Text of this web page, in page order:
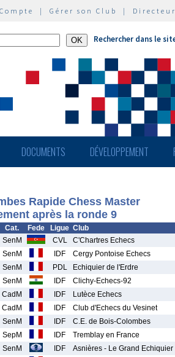
| Gérer son Club |
Rechercher dans le
DOCUMENTS DÉVELOPPEMENT
Rapide Chess Master
après la ronde 9
Cat. Fede Ligue Club
SenM CVL C'Chartres Echecs
SenM IDF Cergy Pontoise Echecs
SenM PDL Echiquier de l'Erdre
SenM IDF Clichy-Echecs-92
CadM IDF Lutèce Echecs
CadM IDF Club d'Echecs du Vesinet
SenM IDF C.E. de Bois-Colombes
SepM IDF Tremblay en France
SenM IDF Asnières - Le Grand Echiquier